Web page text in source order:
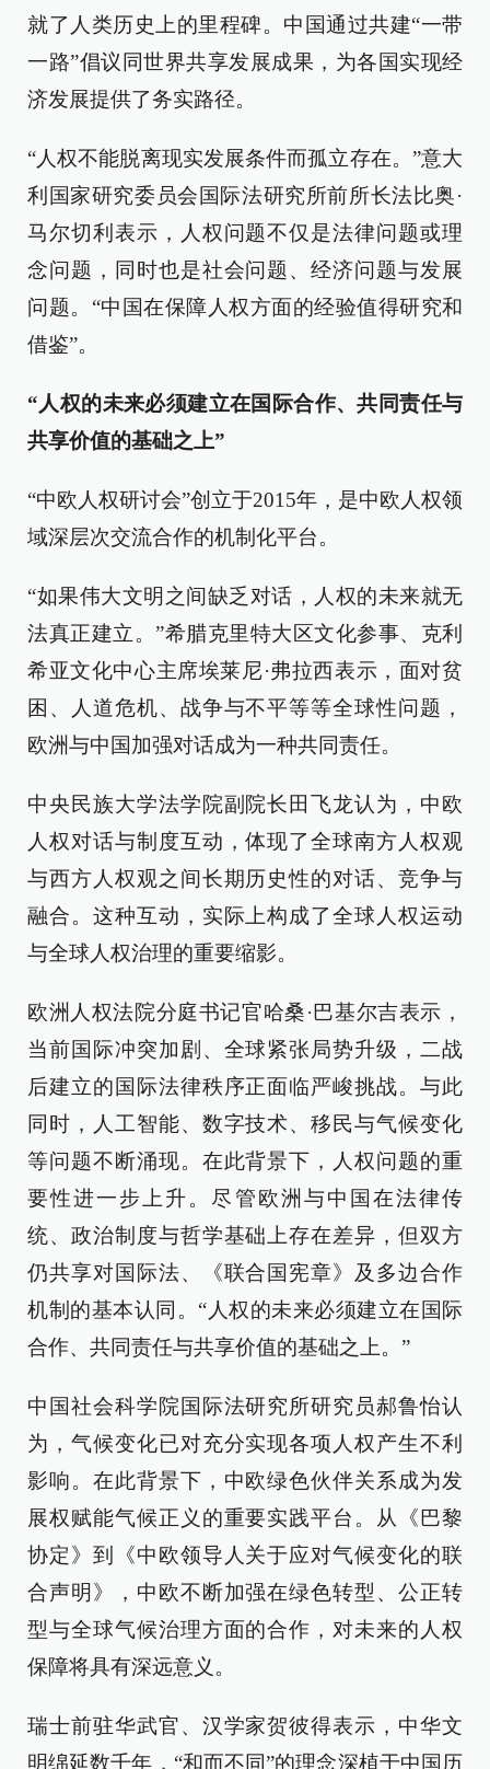
就了人类历史上的里程碑。中国通过共建“一带
一路”倡议同世界共享发展成果，为各国实现经
济发展提供了务实路径。
“人权不能脱离现实发展条件而孤立存在。”意大
利国家研究委员会国际法研究所前所长法比奥·
马尔切利表示，人权问题不仅是法律问题或理
念问题，同时也是社会问题、经济问题与发展
问题。“中国在保障人权方面的经验值得研究和
借鉴”。
“人权的未来必须建立在国际合作、共同责任与
共享价值的基础之上”
“中欧人权研讨会”创立于2015年，是中欧人权领
域深层次交流合作的机制化平台。
“如果伟大文明之间缺乏对话，人权的未来就无
法真正建立。”希腊克里特大区文化参事、克利
希亚文化中心主席埃莱尼·弗拉西表示，面对贫
困、人道危机、战争与不平等等全球性问题，
欧洲与中国加强对话成为一种共同责任。
中央民族大学法学院副院长田飞龙认为，中欧
人权对话与制度互动，体现了全球南方人权观
与西方人权观之间长期历史性的对话、竞争与
融合。这种互动，实际上构成了全球人权运动
与全球人权治理的重要缩影。
欧洲人权法院分庭书记官哈桑·巴基尔吉表示，
当前国际冲突加剧、全球紧张局势升级，二战
后建立的国际法律秩序正面临严峻挑战。与此
同时，人工智能、数字技术、移民与气候变化
等问题不断涌现。在此背景下，人权问题的重
要性进一步上升。尽管欧洲与中国在法律传
统、政治制度与哲学基础上存在差异，但双方
仍共享对国际法、《联合国宪章》及多边合作
机制的基本认同。“人权的未来必须建立在国际
合作、共同责任与共享价值的基础之上。”
中国社会科学院国际法研究所研究员郝鲁怡认
为，气候变化已对充分实现各项人权产生不利
影响。在此背景下，中欧绿色伙伴关系成为发
展权赋能气候正义的重要实践平台。从《巴黎
协定》到《中欧领导人关于应对气候变化的联
合声明》，中欧不断加强在绿色转型、公正转
型与全球气候治理方面的合作，对未来的人权
保障将具有深远意义。
瑞士前驻华武官、汉学家贺彼得表示，中华文
明绵延数千年，“和而不同”的理念深植于中国历